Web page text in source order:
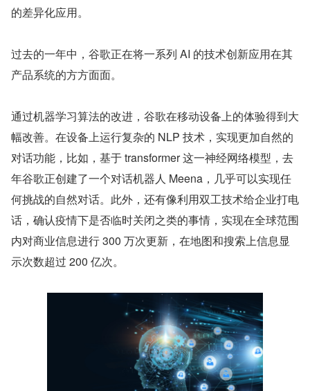
的差异化应用。
过去的一年中，谷歌正在将一系列 AI 的技术创新应用在其
产品系统的方方面面。
通过机器学习算法的改进，谷歌在移动设备上的体验得到大
幅改善。在设备上运行复杂的 NLP 技术，实现更加自然的
对话功能，比如，基于 transformer 这一神经网络模型，去
年谷歌正创建了一个对话机器人 Meena，几乎可以实现任
何挑战的自然对话。此外，还有像利用双工技术给企业打电
话，确认疫情下是否临时关闭之类的事情，实现在全球范围
内对商业信息进行 300 万次更新，在地图和搜索上信息显
示次数超过 200 亿次。